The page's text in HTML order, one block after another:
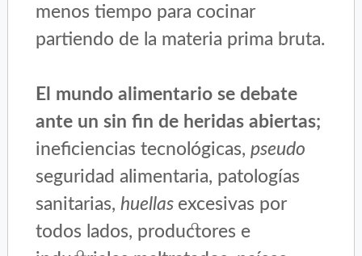
menos tiempo para cocinar
partiendo de la materia prima bruta.
El mundo alimentario se debate
ante un sin fin de heridas abiertas;
ineficiencias tecnológicas,pseudo
seguridad alimentaria, patologías
sanitarias,huellas excesivas por
todos lados, productores e